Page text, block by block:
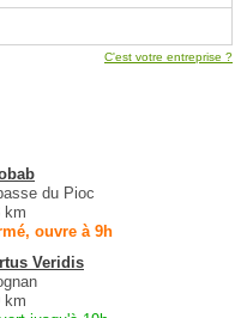
C'est votre entreprise ?
du Pioc
km
ouvre à 9h
Veridis
km